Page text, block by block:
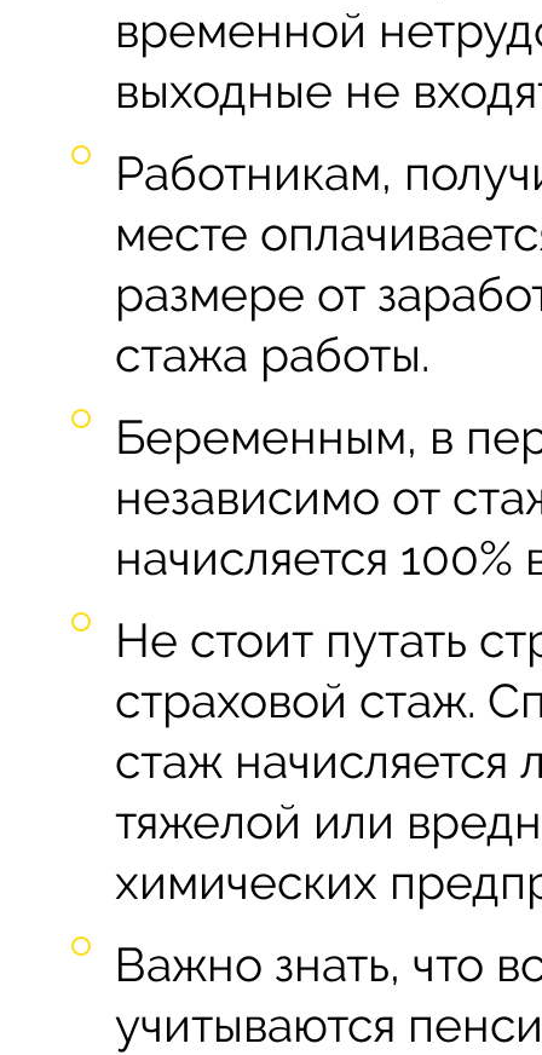
временной
выходные не
Работникам,
месте
размере от
стажа работы.
Беременным, в
независимо от
начисляется 100%
Не стоит путать
страховой стаж.
стаж
тяжелой или
химических
Важно знать, что
учитываются